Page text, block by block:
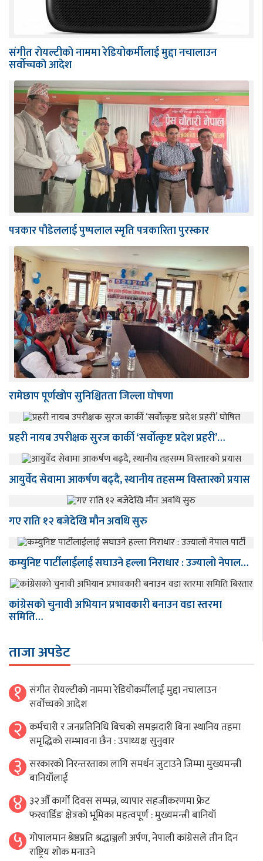
संगीत राेयल्टीकाे नाममा रेडियोकर्मीलाई मुद्दा नचालाउन
सर्वाेच्चकाे आदेश
पत्रकार पौडेललाई पुष्पलाल स्मृति पत्रकारिता पुरस्कार
रामेछाप पूर्णखोप सुनिश्चितता जिल्ला घोषणा
प्रहरी नायब उपरीक्षक सुरज कार्की ‘सर्वोत्कृष्ट प्रदेश प्रहरी’…
आयुर्वेद सेवामा आकर्षण बढ्दै, स्थानीय तहसम्म विस्तारको प्रयास
गए राति १२ बजेदेखि मौन अवधि सुरु
कम्युनिष्ट पार्टीलाईलाई सघाउने हल्ला निराधार : उज्यालो नेपाल…
कांग्रेसकाे चुनावी अभियान प्रभावकारी बनाउन वडा स्तरमा
समिति…
ताजा अपडेट
१ संगीत राेयल्टीकाे नाममा रेडियोकर्मीलाई मुद्दा नचालाउन
सर्वाेच्चकाे आदेश
२ कर्मचारी र जनप्रतिनिधि बिचकाे समझदारी बिना स्थानिय तहमा
समृद्धिकाे सम्भावना छैन : उपाध्यक्ष सुनुवार
३ सरकारको निरन्तरताका लागि समर्थन जुटाउने जिम्मा मुख्यमन्त्री
बानियाँलाई
४ ३२औँ कार्गो दिवस सम्पन्न, व्यापार सहजीकरणमा फ्रेट
फरवार्डिङ क्षेत्रको भूमिका महत्वपूर्ण : मुख्यमन्त्री बानियाँ
५ गोपालमान श्रेष्ठप्रति श्रद्धाञ्जली अर्पण, नेपाली कांग्रेसले तीन दिन
राष्ट्रिय शोक मनाउने